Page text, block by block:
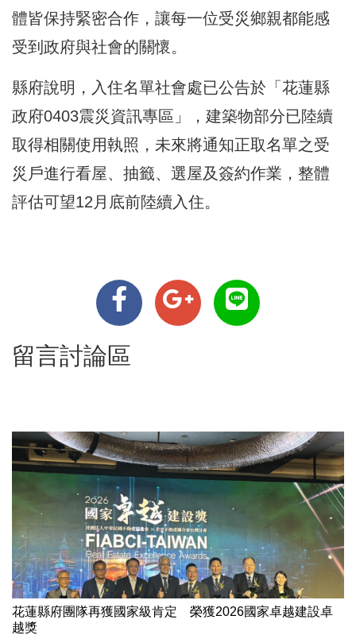
體皆保持緊密合作，讓每一位受災鄉親都能感
受到政府與社會的關懷。
縣府說明，入住名單社會處已公告於「花蓮縣
政府0403震災資訊專區」，建築物部分已陸續
取得相關使用執照，未來將通知正取名單之受
災戶進行看屋、抽籤、選屋及簽約作業，整體
評估可望12月底前陸續入住。
留言討論區
花蓮縣府團隊再獲國家級肯定 榮獲2026國家卓越建設卓
越獎